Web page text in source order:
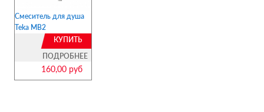
Смеситель для душа
Teka MB2
КУПИТЬ
ПОДРОБНЕЕ
160,00 руб